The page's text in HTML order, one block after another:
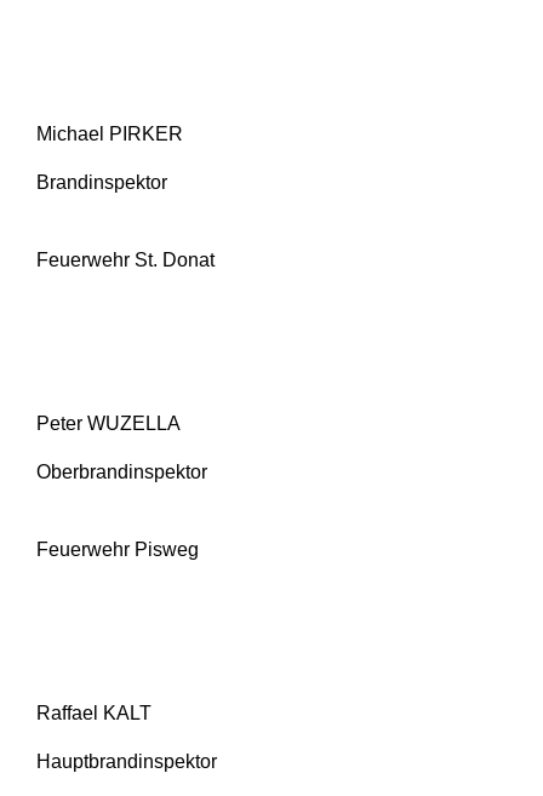
Michael PIRKER
Brandinspektor
Feuerwehr St. Donat
Peter WUZELLA
Oberbrandinspektor
Feuerwehr Pisweg
Raffael KALT
Hauptbrandinspektor